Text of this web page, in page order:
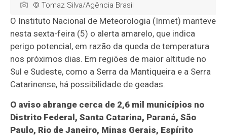
© Tomaz Silva/Agência Brasil
O Instituto Nacional de Meteorologia (Inmet) manteve
nesta sexta-feira (5) o alerta amarelo, que indica
perigo potencial, em razão da queda de temperatura
nos próximos dias. Em regiões de maior altitude no
Sul e Sudeste, como a Serra da Mantiqueira e a Serra
Catarinense, há possibilidade de geadas.
O aviso abrange cerca de 2,6 mil municípios no
Distrito Federal, Santa Catarina, Paraná, São
Paulo, Rio de Janeiro, Minas Gerais, Espírito